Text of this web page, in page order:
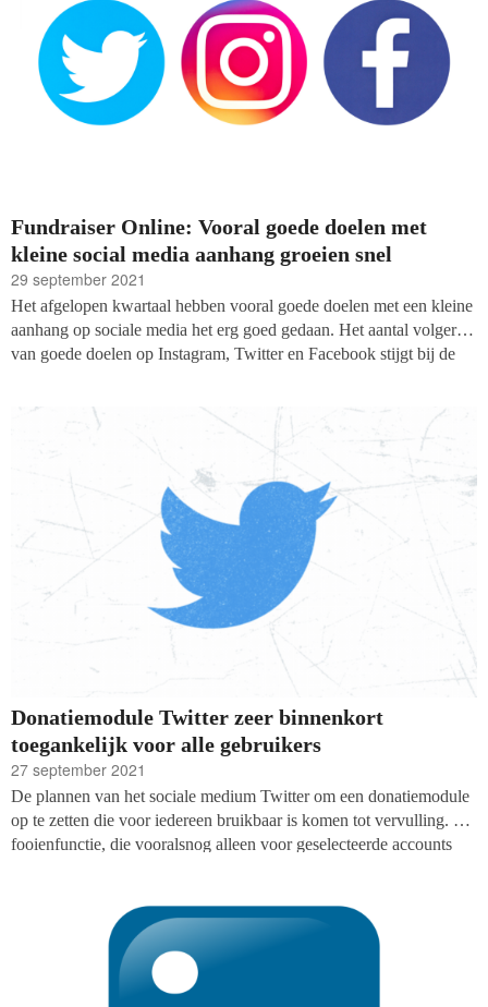
Fundraiser Online: Vooral goede doelen met
kleine social media aanhang groeien snel
29 september 2021
Het afgelopen kwartaal hebben vooral goede doelen met een kleine
aanhang op sociale media het erg goed gedaan. Het aantal volgers
van goede doelen op Instagram, Twitter en Facebook stijgt bij de
Online. Daar staat wel tegenover dat zeker op Facebook en Twitter
de accounts met grote volgersaantallen langzaam of niet groeien.
Donatiemodule Twitter zeer binnenkort
toegankelijk voor alle gebruikers
27 september 2021
De plannen van het sociale medium Twitter om een donatiemodule
op te zetten die voor iedereen bruikbaar is komen tot vervulling. De
fooienfunctie, die vooralsnog alleen voor geselecteerde accounts
in een blog.